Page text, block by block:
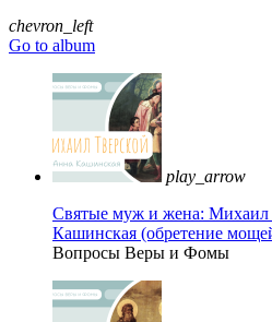
chevron_left
Go to album
play_arrow
Святые муж и жена: Михаил
Кашинская (обретение
Вопросы Веры и Фомы